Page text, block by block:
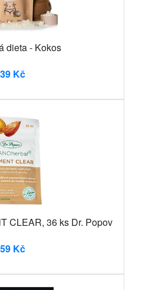
dieta - Kokos
Kč
CLEAR, 36 ks Dr. Popov
Kč